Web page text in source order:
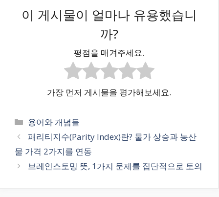
이 게시물이 얼마나 유용했습니
까?
평점을 매겨주세요.
가장 먼저 게시물을 평가해보세요.
카
테
고
리
용어와 개념들
패리티지수(Parity Index)란? 물가 상승과 농산
물 가격 2가지를 연동
브레인스토밍 뜻, 1가지 문제를 집단적으로 토의